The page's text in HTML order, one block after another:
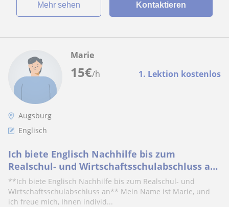
Mehr sehen Kontaktieren
15€/h 1. Lektion kostenlos
Marie
Augsburg
Englisch
Ich biete Englisch Nachhilfe bis zum
Realschul- und Wirtschaftsschulabschluss an.
( Eigene Wirtschaftsabschluss Note: 1)
**Ich biete Englisch Nachhilfe bis zum Realschul- und
Wirtschaftsschulabschluss an** Mein Name ist Marie, und
ich freue mich, Ihnen individ...